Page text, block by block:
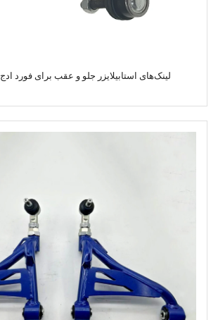
لینک‌های استابیلایزر جلو و عقب برای فورد ادج 2007-2014